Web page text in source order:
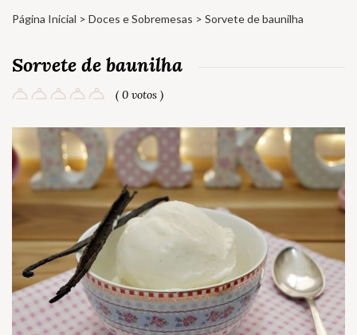
Página Inicial > Doces e Sobremesas > Sorvete de baunilha
Sorvete de baunilha
( 0 votos )